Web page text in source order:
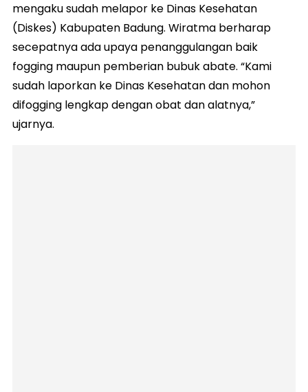
mengaku sudah melapor ke Dinas Kesehatan
(Diskes) Kabupaten Badung. Wiratma berharap
secepatnya ada upaya penanggulangan baik
fogging maupun pemberian bubuk abate. “Kami
sudah laporkan ke Dinas Kesehatan dan mohon
difogging lengkap dengan obat dan alatnya,”
ujarnya.